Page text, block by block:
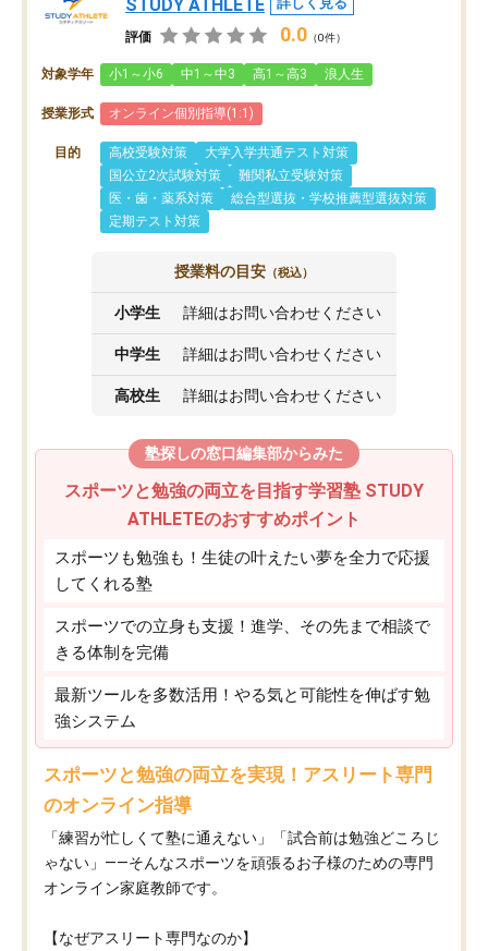
STUDY ATHLETE
評価 0.0 （0件）
対象学年 小1～小6 中1～中3 高1～高3 浪人生
授業形式 オンライン個別指導(1:1)
目的 高校受験対策
大学入学共通テスト対策
国公立2次試験対策
難関私立受験対策
医・歯・薬系対策
総合型選抜・学校推薦型選抜対策
定期テスト対策
授業料の目安 （税込）
小学生 詳細はお問い合わせください
中学生 詳細はお問い合わせください
高校生 詳細はお問い合わせください
塾探しの窓口編集部からみた
スポーツと勉強の両立を目指す学習塾 STUDY
ATHLETEのおすすめポイント
スポーツも勉強も！生徒の叶えたい夢を全力で応援
してくれる塾
スポーツでの立身も支援！進学、その先まで相談で
きる体制を完備
最新ツールを多数活用！やる気と可能性を伸ばす勉
強システム
スポーツと勉強の両立を実現！アスリート専門
のオンライン指導
「練習が忙しくて塾に通えない」「試合前は勉強どころじ
ゃない」——そんなスポーツを頑張るお子様のための専門
オンライン家庭教師です。
【なぜアスリート専門なのか】